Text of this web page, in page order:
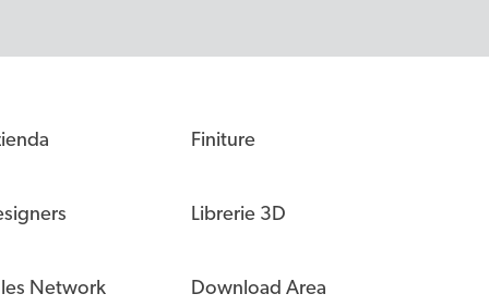
Network
Finiture
Librerie 3D
Download Area